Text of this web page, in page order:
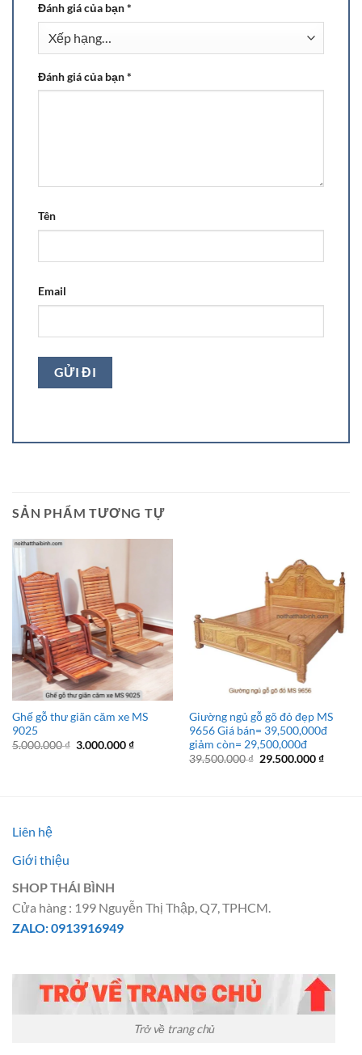
Đánh giá của bạn*
Đánh giá của bạn*
Tên
Email
SẢN PHẨM TƯƠNG TỰ
Ghế gỗ thư giãn căm xe MS
9025
5.000.000₫ Giá
3.000.000₫Giá
Giường ngủ gỗ gõ đỏ đẹp MS
9656 Giá bán= 39,500,000đ
giảm còn= 29,500,000đ
39.500.000₫ Giá
29.500.000₫Giá
Liên hệ
Giới thiệu
SHOP THÁI BÌNH
Cửa hàng : 199 Nguyễn Thị Thập, Q7, TPHCM.
ZALO: 0913916949
Trở về trang chủ